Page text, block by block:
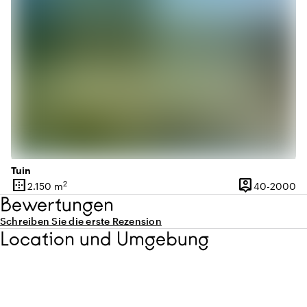
Tuin
border_outer
Oberfläche
2.150 m2 person_pin
Kapazität
40-2000
Bewertungen
Schreiben Sie die erste Rezension
Location und Umgebung